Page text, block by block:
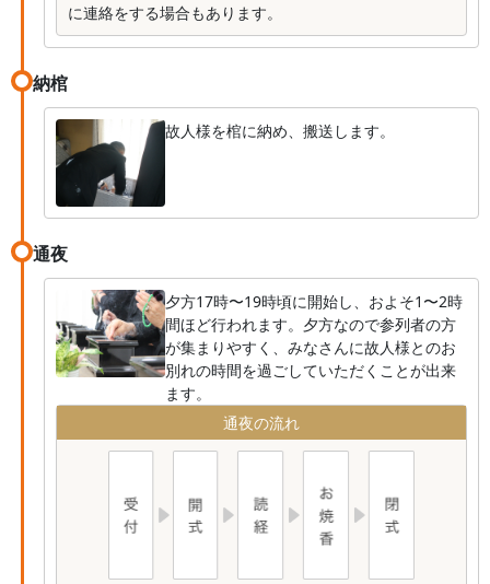
に連絡をする場合もあります。
納棺
故人様を棺に納め、搬送します。
通夜
夕方17時〜19時頃に開始し、およそ1〜2時
間ほど行われます。夕方なので参列者の方
が集まりやすく、みなさんに故人様とのお
別れの時間を過ごしていただくことが出来
ます。
通夜の流れ